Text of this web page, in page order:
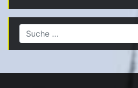
Suche nach: